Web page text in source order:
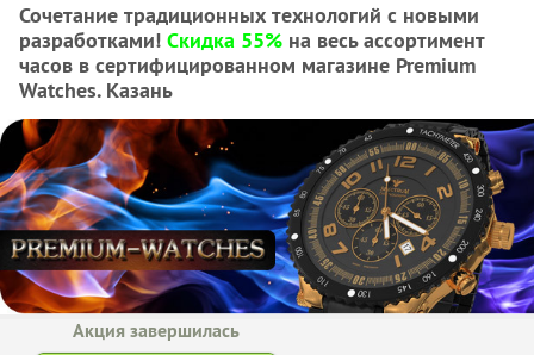
Сочетание традиционных технологий с новыми
разработками! Скидка 55% на весь ассортимент
часов в сертифицированном магазине Premium
Watches. Казань
Акция завершилась